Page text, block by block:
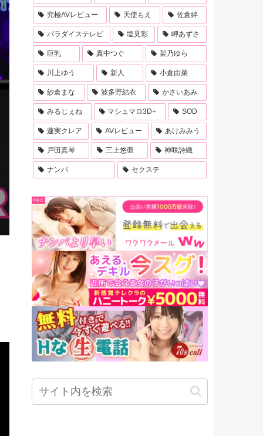
究極AVレビュー 天使もえ 佐倉絆
パラダイステレビ 塩見彩 岬あずさ
巨乳 真中つぐ 架乃ゆら
川上ゆう 新人 小倉由菜
紗倉まな 波多野結衣 かさいあみ
みるじぇね マシュマロ3D+ SOD
蓮実クレア AVレビュー あけみみう
戸田真琴 三上悠亜 神咲詩織
ナンパ セクステ